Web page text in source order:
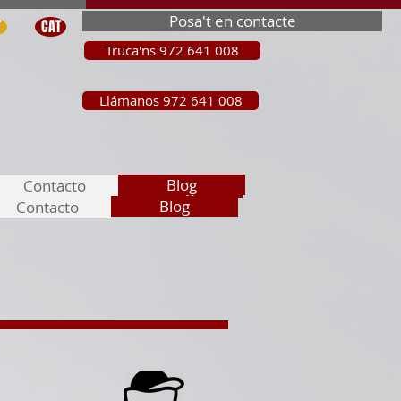
CAT Posa't en contacte
Llámanos 972 641 008
Contacto Blog
Contacto Blog
Contacto Blog
Contacto Blog
Contacto Blog
Truca'ns 972 641 008
Contacto Blog